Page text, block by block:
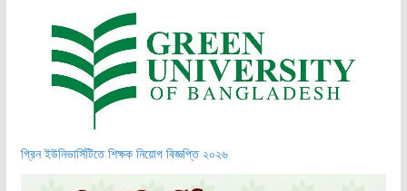
গ্রিন ইউনিভার্সিটিতে শিক্ষক নিয়োগ বিজ্ঞপ্তি ২০২৬